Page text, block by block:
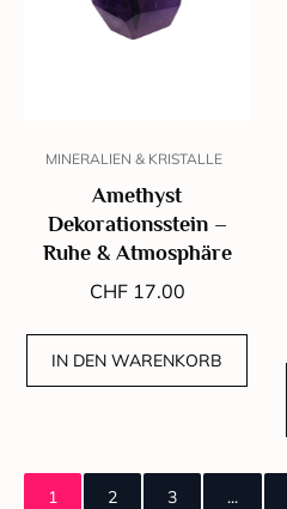
MINERALIEN & KRISTALLE
Amethyst
Dekorationsstein –
Ruhe & Atmosphäre
CHF17.00
IN DEN WARENKORB
1 2 3 ...